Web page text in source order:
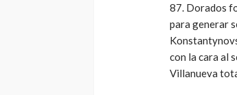
87. Dorados
para generar
con la cara al
Villanueva